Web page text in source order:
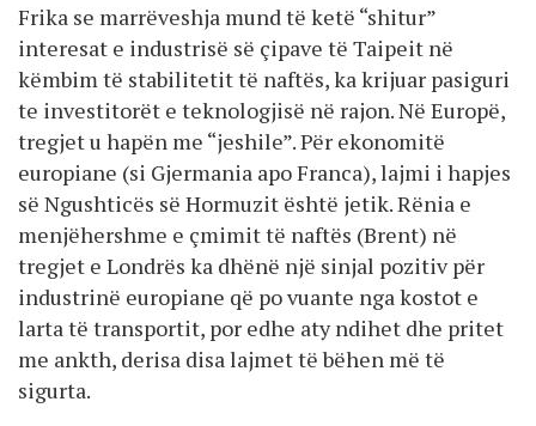
Frika se marrëveshja mund të ketë “shitur”
interesat e industrisë së çipave të Taipeit në
këmbim të stabilitetit të naftës, ka krijuar pasiguri
te investitorët e teknologjisë në rajon. Në Europë,
tregjet u hapën me “jeshile”. Për ekonomitë
europiane (si Gjermania apo Franca), lajmi i hapjes
së Ngushticës së Hormuzit është jetik. Rënia e
menjëhershme e çmimit të naftës (Brent) në
tregjet e Londrës ka dhënë një sinjal pozitiv për
industrinë europiane që po vuante nga kostot e
larta të transportit, por edhe aty ndihet dhe pritet
me ankth, derisa disa lajmet të bëhen më të
sigurta.